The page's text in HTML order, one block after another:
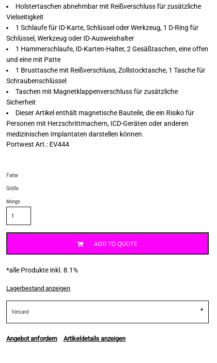
Holstertaschen abnehmbar mit Reißverschluss für zusätzliche
Vielseitigkeit
1 Schlaufe für ID-Karte, Schlüssel oder Werkzeug, 1 D-Ring für
Schlüssel, Werkzeug oder ID-Ausweishalter
1 Hammerschlaufe, ID-Karten-Halter, 2 Gesäßtaschen, eine offen
und eine mit Patte
1 Brusttasche mit Reißverschluss, Zollstocktasche, 1 Tasche für
Schraubenschlüssel
Taschen mit Magnetklappenverschluss für zusätzliche
Sicherheit
Dieser Artikel enthält magnetische Bauteile, die ein Risiko für
Personen mit Herzschrittmachern, ICD-Geräten oder anderen
medizinischen Implantaten darstellen können.
Portwest Art.: EV444
Farbe
Größe
Menge
ADD TO QUOTE
*alle Produkte inkl. 8.1%
Lagerbestand anzeigen
Versand
Angebot anfordern Artikeldetails anzeigen